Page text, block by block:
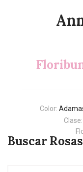
Color:
Clase:
Buscar Rosas